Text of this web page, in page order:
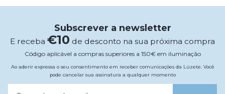
Subscrever a newsletter
E receba €10 de desconto na sua próxima compra
Código aplicável a compras superiores a 150€ em iluminação
Ao aderir expressa o seu consentimento em receber comunicações da Lúzete. Você
pode cancelar sua assinatura a qualquer momento